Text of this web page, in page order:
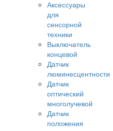
Аксессуары
для
сенсорной
техники
Выключатель
концевой
Датчик
люминесцентности
Датчик
оптический
многолучевой
Датчик
положения